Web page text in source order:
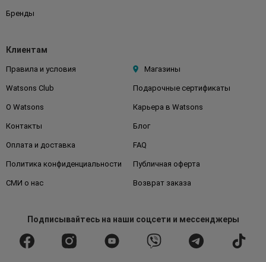
Бренды
Клиентам
Правила и условия Магазины
Watsons Club Подарочные сертификаты
О Watsons Карьера в Watsons
Контакты Блог
Оплата и доставка FAQ
Политика конфиденциальности Публичная оферта
СМИ о нас Возврат заказа
Подписывайтесьна наши соцсети и мессенджеры